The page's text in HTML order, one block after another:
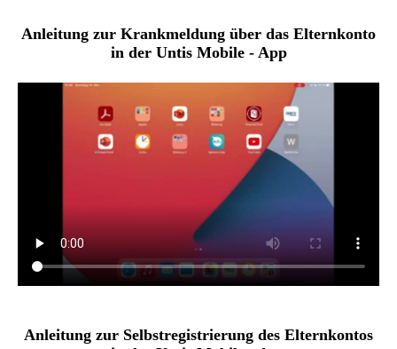
Anleitung zur Krankmeldung über das Elternkonto
in der Untis Mobile - App
Anleitung zur Selbstregistrierung des Elternkontos